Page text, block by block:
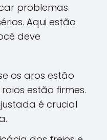
problemas
Aqui estão
deve
os aros estão
estão firmes.
é crucial